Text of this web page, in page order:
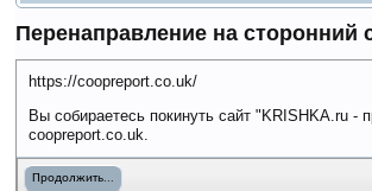
Перенаправление на сторонний
https://coopreport.co.uk/
Вы собираетесь покинуть сайт "KRISHKA.ru
coopreport.co.uk.
Продолжить...